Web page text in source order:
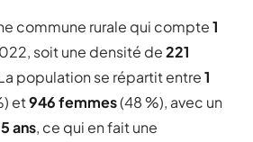
commune rurale qui compte1
soit une densité de221
population se répartit entre1
et946 femmes(48 %), avec un
ans, ce qui en fait une